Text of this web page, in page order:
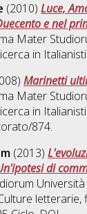
(2010)Luce,
e nel
Mater
in
Marinetti
Mater
in
874.
(2013)
di
letterarie,